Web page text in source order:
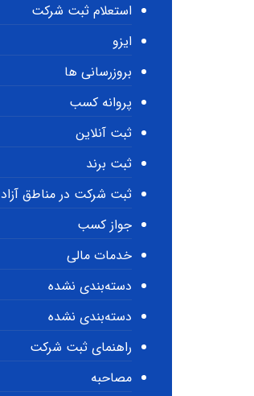
استعلام ثبت شرکت
ایزو
بروزرسانی ها
پروانه کسب
ثبت آنلاین
ثبت برند
ثبت شرکت در مناطق آزاد
جواز کسب
خدمات مالی
دسته‌بندی نشده
دسته‌بندی نشده
راهنمای ثبت شرکت
مصاحبه